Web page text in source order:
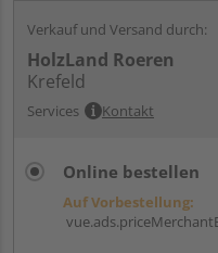
Verkauf und Versand durch:
HolzLand Roeren
Krefeld
Services Kontakt
Online bestellen
Auf Vorbestellung: